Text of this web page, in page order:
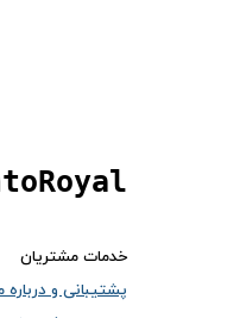
خدمات مشتریان
پشتیبانی و درباره